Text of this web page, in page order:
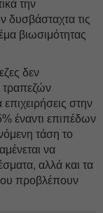
την
δυσβάσταχτα τις
βιωσιμότητας
δεν
τραπεζών
στην
έναντι επιπέδων
τάση το
να
αλλά και τα
προβλέπουν